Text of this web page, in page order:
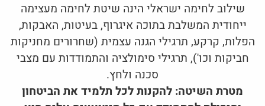
שילוב לחימה ישראלי הינה שיטת לחימה מעצימה
ייחודית המשלבת בתוכה איגרוף, בעיטות, האבקות,
הפלות, קרקע, תרגילי הגנה עצמית (שחרורים מחניקות
חביקות וכו'), תרגילי סימולציה והתמודדות עם מצבי
סכנה ולחץ.
מטרת השיטה: להקנות לכל תלמיד את הביטחון